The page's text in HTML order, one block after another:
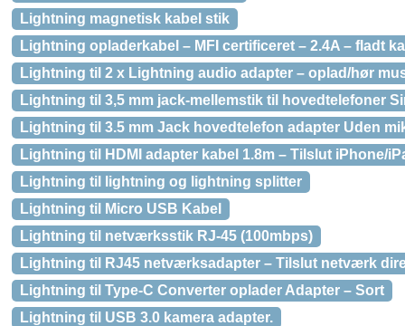
Lightning magnetisk kabel stik
Lightning opladerkabel – MFI certificeret – 2.4A – fladt
Lightning til 2 x Lightning audio adapter – oplad/hør
Lightning til 3,5 mm jack-mellemstik til hovedtelefoner
Lightning til 3.5 mm Jack hovedtelefon adapter Uden
Lightning til HDMI adapter kabel 1.8m – Tilslut iPhone/
Lightning til lightning og lightning splitter
Lightning til Micro USB Kabel
Lightning til netværksstik RJ-45 (100mbps)
Lightning til RJ45 netværksadapter – Tilslut netværk
Lightning til Type-C Converter oplader Adapter – Sort
Lightning til USB 3.0 kamera adapter.